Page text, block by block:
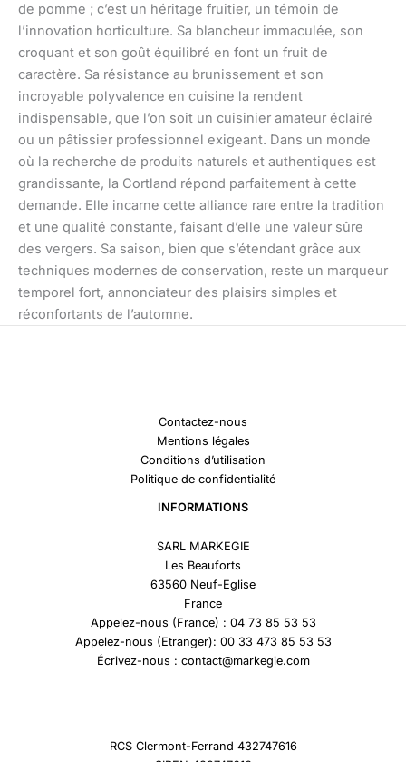
de pomme ; c’est un héritage fruitier, un témoin de
l’innovation horticulture. Sa blancheur immaculée, son
croquant et son goût équilibré en font un fruit de
caractère. Sa résistance au brunissement et son
incroyable polyvalence en cuisine la rendent
indispensable, que l’on soit un cuisinier amateur éclairé
ou un pâtissier professionnel exigeant. Dans un monde
où la recherche de produits naturels et authentiques est
grandissante, la Cortland répond parfaitement à cette
demande. Elle incarne cette alliance rare entre la tradition
et une qualité constante, faisant d’elle une valeur sûre
des vergers. Sa saison, bien que s’étendant grâce aux
techniques modernes de conservation, reste un marqueur
temporel fort, annonciateur des plaisirs simples et
réconfortants de l’automne.
Contactez-nous
Mentions légales
Conditions d’utilisation
Politique de confidentialité
INFORMATIONS
SARL MARKEGIE
Les Beauforts
63560 Neuf-Eglise
France
Appelez-nous (France) : 04 73 85 53 53
Appelez-nous (Etranger): 00 33 473 85 53 53
Écrivez-nous : contact@markegie.com
RCS Clermont-Ferrand 432747616